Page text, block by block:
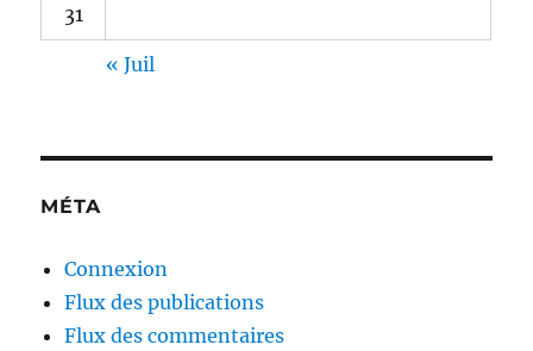
31
« Juil
MÉTA
Connexion
Flux des publications
Flux des commentaires